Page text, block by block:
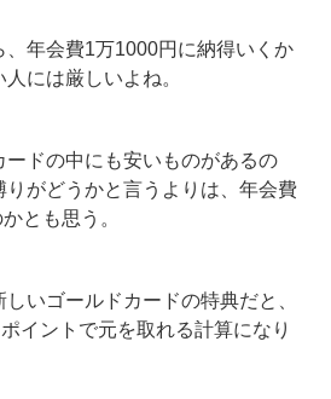
年会費1万1000円に納得いくか
には厳しいよね。
ドの中にも安いものがあるの
りがどうかと言うよりは、年会費
とも思う。
いゴールドカードの特典だと、
イントで元を取れる計算になり